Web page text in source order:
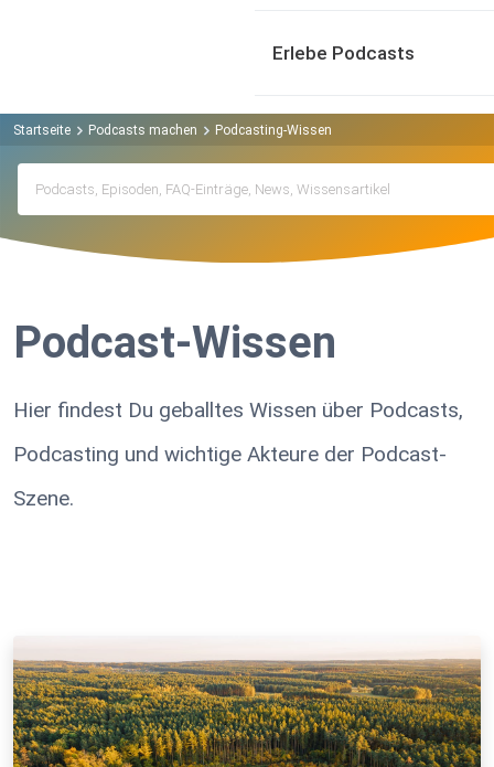
Erlebe Podcasts
Startseite Podcasts machen Podcasting-Wissen
Podcast-Wissen
Hier findest Du geballtes Wissen über Podcasts,
Podcasting und wichtige Akteure der Podcast-
Szene.